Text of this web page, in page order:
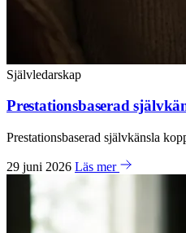
Självledarskap
Prestationsbaserad
Prestationsbaserad självkänsla
29 juni 2026 Läs mer